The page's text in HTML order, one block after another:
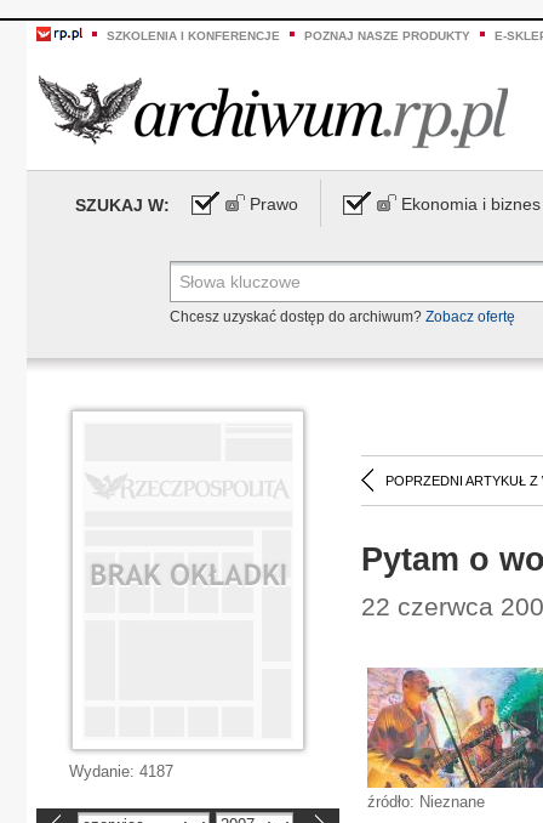
SZKOLENIA I KONFERENCJE POZNAJ NASZE PRODUKTY E-
SZUKAJ W: Prawo Ekonomia i biznes
Chcesz uzyskać dostęp do archiwum? Zobacz ofertę
POPRZEDNI ARTYKUŁ Z
Pytam o
22 czerwca
źródło: Nieznane
Wydanie: 4187